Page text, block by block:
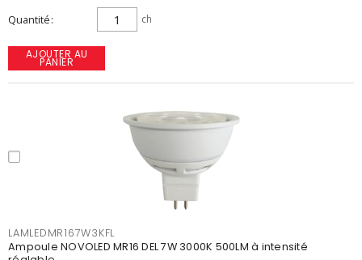
Quantité ch
AJOUTER AU
PANIER
LAMLEDMR167W3KFL
Ampoule NOVOLED MR16 DEL 7W 3000K 500LM à intensité